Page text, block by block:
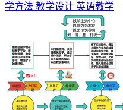
学方法 教学设计 英语教学